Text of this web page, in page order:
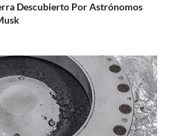
Descubierto Por Astrónomos